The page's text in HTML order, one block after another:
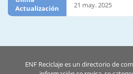
Actualización
21 may. 2025
ENF Reciclaje es un directorio de